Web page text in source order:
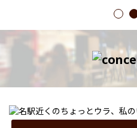
1 2